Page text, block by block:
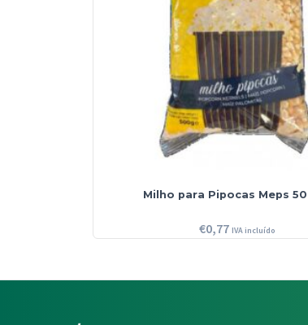
Milho para Pipocas Meps
€0,77 IVA incluído